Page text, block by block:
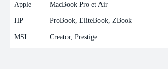
Apple MacBook Pro et Air
HP ProBook, EliteBook, ZBook
MSI Creator, Prestige